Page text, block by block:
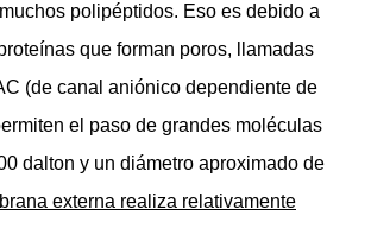
polipéptidos. Eso es debido a
que forman poros, llamadas
(de canal aniónico dependiente de
el paso de grandes moléculas
dalton y un diámetro aproximado de
externa realiza relativamente